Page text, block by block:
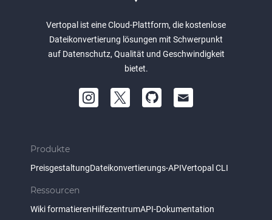
Vertopal ist eine Cloud-Plattform, die kostenlose
Dateikonvertierung lösungen mit Schwerpunkt
auf Datenschutz, Qualität und Geschwindigkeit
bietet.
Produkte
PreisgestaltungDateikonvertierungs-APIVertopal CLI
Ressourcen
Wiki formatierenHilfezentrumAPI-Dokumentation